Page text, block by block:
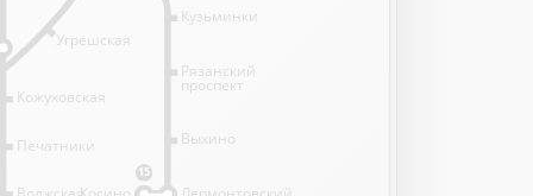
15
Угрешская
Кузьминки
Рязанский
проспект
Выхино
Лермонтовский
Кожуховская
Печатники
ВолжскаяКосино